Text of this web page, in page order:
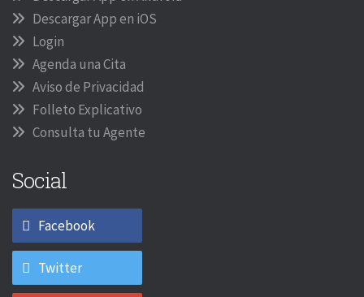
Descargar App en iOS
Login
Agenda una Cita
Aviso de Privacidad
Folleto Explicativo
Consulta tu Agente
Social
Facebook
Twitter